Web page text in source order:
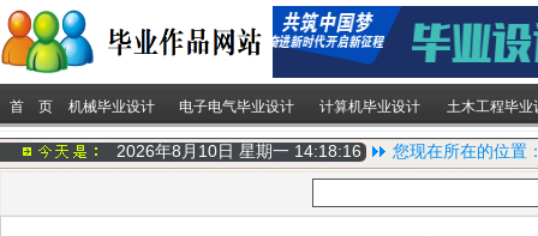
首 页 机械毕业设计 电子电气毕业设计 计算机毕业设计 土木工程毕业
2026年8月10日 星期一 14:18:17 您现在所在的位置